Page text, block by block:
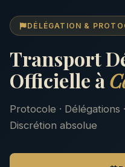
DÉLÉGATION &
Transport
Officielle à
Protocole · Délégations
Discrétion absolue